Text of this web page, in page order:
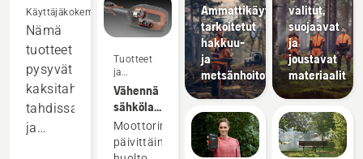
Käyttäjäkokemuksia
Nämä
tuotteet
pysyvät
kaksitahtikoneiden
tahdissa
ja
Tuotteet
ja
innovaatiot
Vähennä
sähkölaitteiden
huoltotarvetta
akkukäyttöisillä
työkaluilla
Moottorin
päivittäinen
Ammattikäyttöön
tarkoitetut
hakkuu-
ja
metsänhoitovälineet
valitut,
suojaavat
ja
joustavat
materiaalit